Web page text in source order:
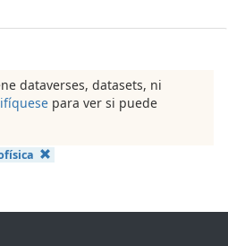
dataverses, datasets, ni
para ver si puede